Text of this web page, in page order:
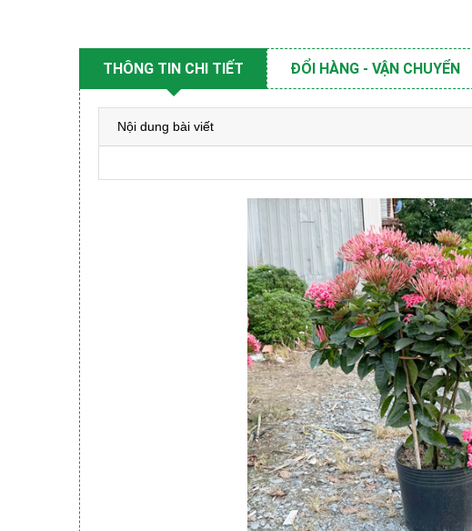
THÔNG TIN CHI TIẾT ĐỔI HÀNG - VẬN CHUYỂN
Nội dung bài viết